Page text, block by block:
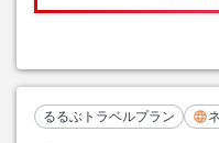
るるぶトラベルプラン